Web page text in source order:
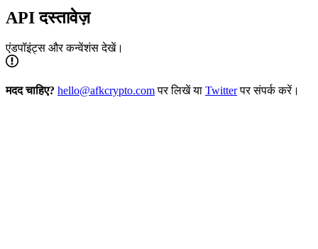
API दस्तावेज़
एंडपॉइंट्स और कन्वेंशंस देखें।
मदद चाहिए? hello@afkcrypto.comपर लिखें या Twitterपर संपर्क करें।